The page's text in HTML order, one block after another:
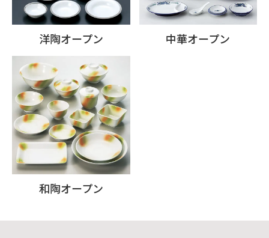
洋陶オープン 中華オープン
和陶オープン